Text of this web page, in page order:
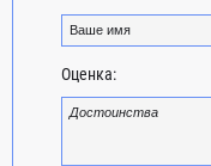
Оценка: